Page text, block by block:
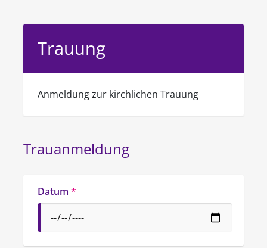
Trauung
Anmeldung zur kirchlichen Trauung
Trauanmeldung
Datum *